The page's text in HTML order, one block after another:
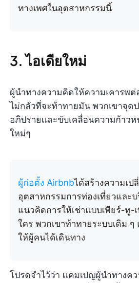
ทางเพศในอุตสาหกรรมนี้
3. ไอเดียใหม่
ผู้นำทางความคิดให้ความเคารพ
ไม่กลัวที่จะท้าทายมัน พวกเขาจุด
อภิปรายและขับเคลื่อนความก้าว
ใหม่ๆ
ผู้ก่อตั้ง Airbnbได้สร้างความเป
อุตสาหกรรมการท่องเที่ยวและ
แนวคิดการให้เช่าแบบเพียร์-ทู-
ใคร พวกเขาท้าทายระบบเดิม ๆ
ให้ผู้คนได้เดินทาง
โปรดจำไว้ว่า แคมเปญผู้นำทางค